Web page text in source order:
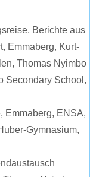
, Berichte aus
, Emmaberg, Kurt-
, Thomas Nyimbo
Secondary School ,
, Emmaberg, ENSA,
Gymnasium,